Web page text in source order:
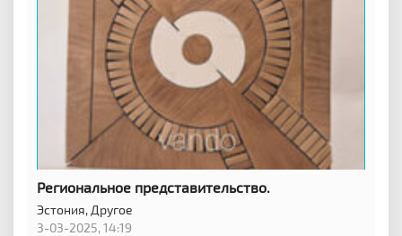
Региональное представительство.
Эстония, Другое
3-03-2025, 14:19